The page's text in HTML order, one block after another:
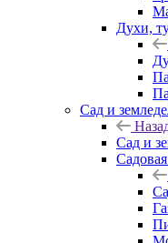
Духи,
Сад и
Сад и